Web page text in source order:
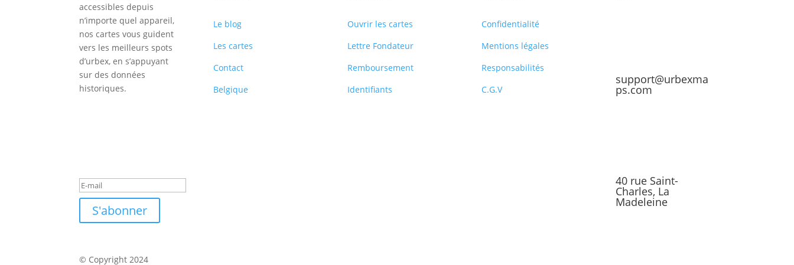
accessibles depuis
n’importe quel appareil,
nos cartes vous guident
vers les meilleurs spots
d’urbex, en s’appuyant
sur des données
historiques.
S'abonner
Le blog
Les cartes
Contact
Belgique
Ouvrir les cartes
Lettre Fondateur
Remboursement
Identifiants
Confidentialité
Mentions légales
Responsabilités
C.G.V
support@urbexma
ps.com
40 rue Saint-
Charles, La
Madeleine
© Copyright 2024